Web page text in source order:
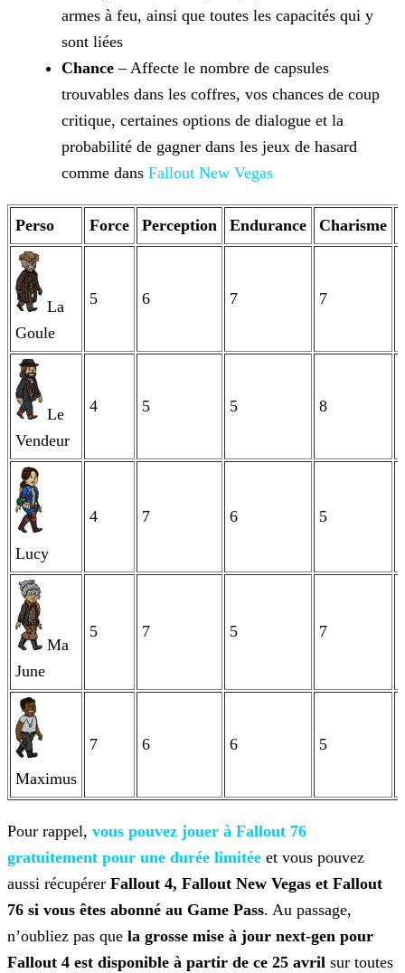
armes à feu, ainsi que toutes les capacités qui y
sont liées
Chance – Affecte le nombre de capsules
trouvables dans les coffres, vos chances de coup
critique, certaines options de dialogue et la
probabilité de gagner dans les jeux de hasard
comme dans Fallout New Vegas
Perso Force Perception Endurance Charisme
La
Goule
5 6 7 7
Le
Vendeur
4 5 5 8
Lucy
4 7 6 5
Ma
June
5 7 5 7
Maximus
7 6 6 5
Pour rappel, vous pouvez jouer à Fallout 76
gratuitement pour une durée limitée et vous pouvez
aussi récupérer Fallout 4, Fallout New Vegas et Fallout
76 si vous êtes abonné au Game Pass. Au passage,
n’oubliez pas que la grosse mise à jour next-gen pour
Fallout 4 est disponible à partir de ce 25 avril sur toutes